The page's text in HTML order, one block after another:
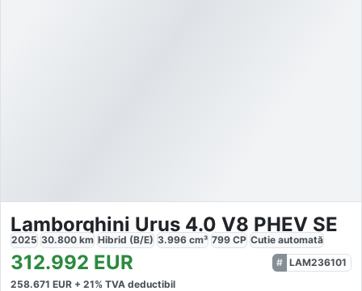
Lamborghini Urus 4.0 V8 PHEV SE
2025 30.800 km Hibrid (B/E) 3.996 cm³ 799 CP Cutie automată
312.992 EUR
LAM236101
258.671 EUR + 21% TVA deductibil